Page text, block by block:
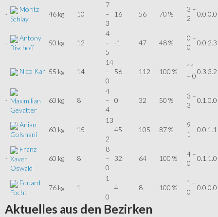
-
Moritz
Schlay
46 kg 10
7
–
3
16 56 70 %
3 –
2
0.0.0.0
-
Antony
Bischoff
50 kg 12
4
–
5
-1 47 48 %
0 –
0
0.0.2.3
- Nico Karl 55 kg 14
14
–
0
56 112 100 %
11
– 0
0.3.3.2
- Maximilian
Gevatter
60 kg 8
4
–
4
0 32 50 %
3 –
3
0.1.0.0
-
Anian
Golshani
60 kg 15
13
–
2
45 105 87 %
9 –
1
0.0.1.1
-
Franz
Xaver
Oswald
60 kg 8
8
–
0
32 64 100 %
4 –
0
0.1.1.0
-
Eduard
Focht
76 kg 1
1
–
0
4 8 100 %
1 –
0
0.0.0.0
Aktuelles aus den Bezirken